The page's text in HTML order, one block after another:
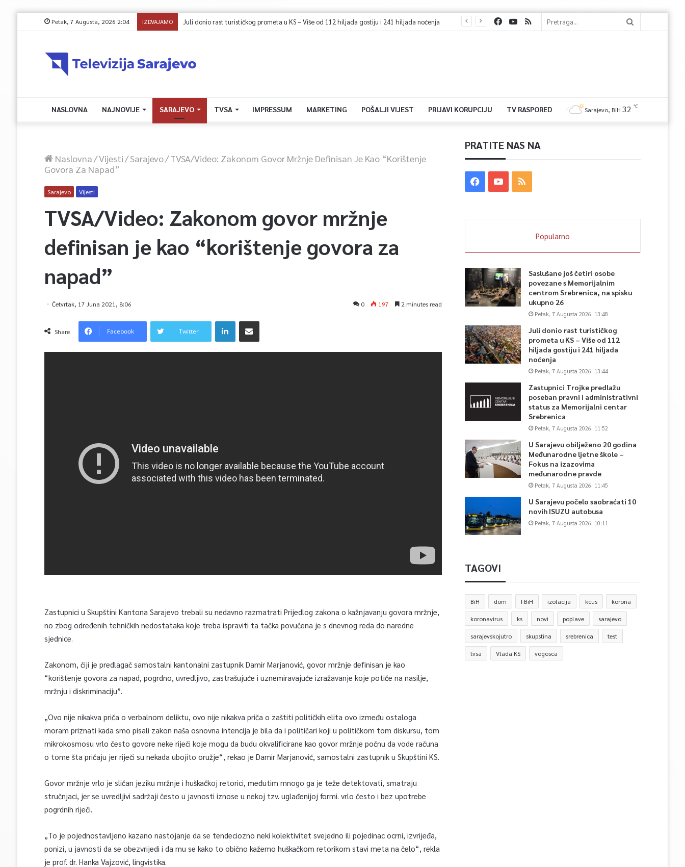
Petak, 7 Augusta, 2026 2:04 IZDVAJAMO
NASLOVNA NAJNOVIJE SARAJEVO TVSA IMPRESSUM MARKETING POŠALJI VIJEST PRIJAVI KORUPCIJU TV RASPORED Sarajevo, BiH 32 ℃
Naslovna/Vijesti/Sarajevo/TVSA/Video: Zakonom Govor Mržnje Definisan Je Kao “korištenje
Govora Za Napad”
Sarajevo Vijesti
TVSA/Video: Zakonom govor mržnje
definisan je kao “korištenje govora za
napad”
Četvrtak, 17 Juna 2021, 8:06 0 197 2 minutes read
Share Facebook Twitter
Zastupnici u Skupštini Kantona Sarajevo trebali su nedavno razmatrati Prijedlog zakona o kažnjavanju govora mržnje,
no zbog određenih tehničkih nedostataka koje treba ispraviti ta tačka povučena je s dnevnog reda do naredne
sjednice.
Zakonom, čiji je predlagač samostalni kantonalni zastupnik Damir Marjanović, govor mržnje definisan je kao
“korištenje govora za napad, pogrdno, uvredljivo, zastrašujuće i uznemiravajuće izražavanje koje potiče na nasilje,
mržnju i diskriminaciju”.
„Ovo nije nikakva priča o verbalnom deliktu, ovo nije nikakva priča o zaštiti političkih elita ovo između ostaloga
moram priznati kada smo pisali zakon naša osnovna intencija je bila da i političari koji u političkom tom diskursu, tom
mikrokosmosu vrlo često govore neke riječi koje mogu da budu okvalificirane kao govor mržnje počnu da vode računa
o tome šta pričaju jer riječi su nekada ubojito oružje“, rekao je Damir Marjanović, samostalni zastupnik u Skupštini KS.
Govor mržnje vrlo je sličan jeziku mržnje i huškačkoj retorici, međutim mnogo ga je teže detektovati, smatraju
stručnjaci, jer se uvredljivi sadržaji često u javnosti iznose u nekoj tzv. uglađenijoj formi. vrlo često i bez upotrebe
pogrdnih riječi.
„To je pojednostavljeno kazano nastojanje da se tendeciozno neki kolektivitet svejedno ili pojedinac ocrni, izvrijeđa,
ponizi, u javnosti da se obezvrijedi i da mu se kako to obično kažemo huškačkom retorikom stavi meta na čelo“, rekla
je prof. dr. Hanka Vajzović, lingvistika.
PRATITE NAS NA
Popularno
Saslušane još četiri osobe
povezane s Memorijalnim
centrom Srebrenica, na spisku
ukupno 26
Petak, 7 Augusta 2026, 13:48
Juli donio rast turističkog
prometa u KS – Više od 112
hiljada gostiju i 241 hiljada
noćenja
Petak, 7 Augusta 2026, 13:44
Zastupnici Trojke predlažu
poseban pravni i administrativni
status za Memorijalni centar
Srebrenica
Petak, 7 Augusta 2026, 11:52
U Sarajevu obilježeno 20 godina
Međunarodne ljetne škole –
Fokus na izazovima
međunarodne pravde
Petak, 7 Augusta 2026, 11:45
U Sarajevu počelo saobraćati 10
novih ISUZU autobusa
Petak, 7 Augusta 2026, 10:11
TAGOVI
BiH dom FBiH izolacija kcus korona
koronavirus ks novi poplave sarajevo
sarajevskojutro skupstina srebrenica test
tvsa Vlada KS vogosca